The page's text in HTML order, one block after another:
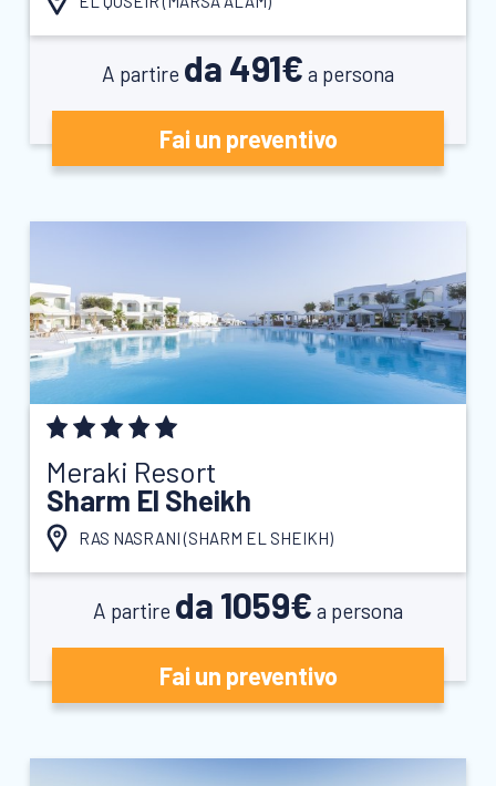
A partire da 491€ a persona
Fai un preventivo
Meraki Resort
Sharm El Sheikh
RAS NASRANI (SHARM EL SHEIKH)
A partire da 1059€ a persona
Fai un preventivo